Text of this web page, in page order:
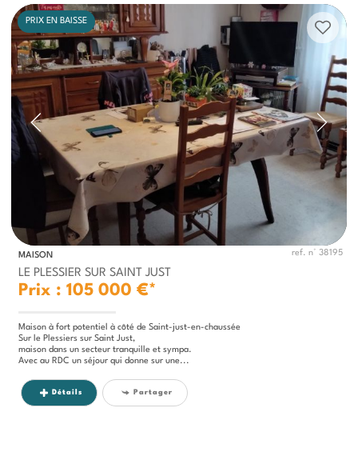
PRIX EN BAISSE
MAISON ref. n° 38195
LE PLESSIER SUR SAINT JUST
Prix : 105 000 €*
Maison à fort potentiel à côté de Saint-just-en-chaussée
Sur le Plessiers sur Saint Just,
maison dans un secteur tranquille et sympa.
Avec au RDC un séjour qui donne sur une...
Détails Partager